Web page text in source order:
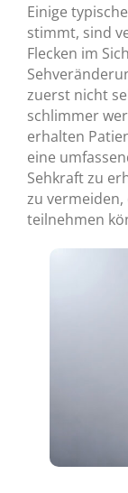
Einige
stimmt, sind
Flecken im
zuerst nicht
schlimmer
erhalten
eine
Sehkraft zu
zu vermeiden,
teilnehmen